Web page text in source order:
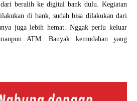
beralih ke digital bank dulu. Kegiatan
di bank, sudah bisa dilakukan dari
juga lebih hemat. Nggak perlu keluar
ATM. Banyak kemudahan yang